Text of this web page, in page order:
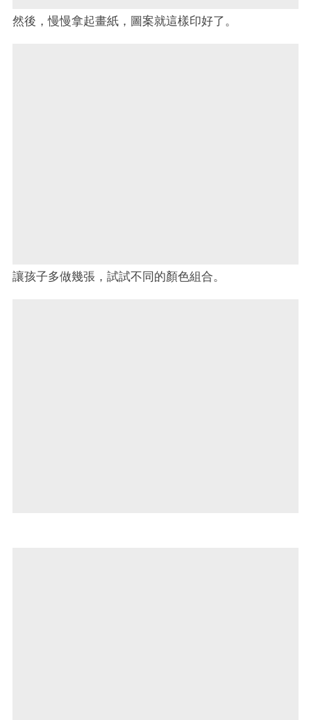
然後，慢慢拿起畫紙，圖案就這樣印好了。
讓孩子多做幾張，試試不同的顏色組合。